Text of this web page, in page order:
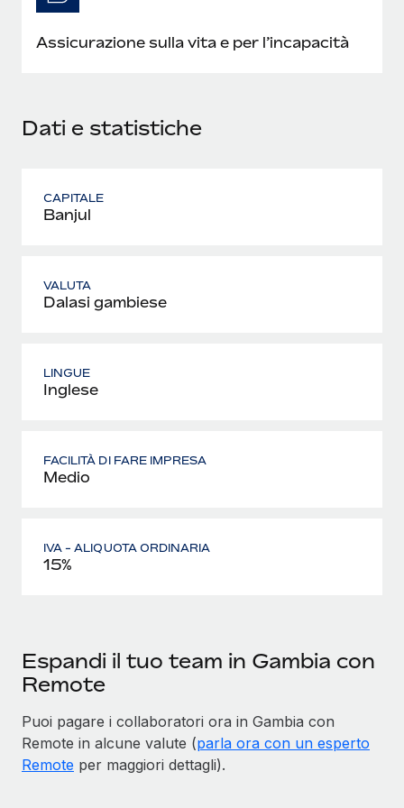
Assicurazione sulla vita e per l’incapacità
Dati e statistiche
CAPITALE
Banjul
VALUTA
Dalasi gambiese
LINGUE
Inglese
FACILITÀ DI FARE IMPRESA
Medio
IVA - ALIQUOTA ORDINARIA
15%
Espandi il tuo team in Gambia con
Remote
Puoi pagare i collaboratori ora in Gambia con
Remote in alcune valute (parla ora con un esperto
Remote per maggiori dettagli).